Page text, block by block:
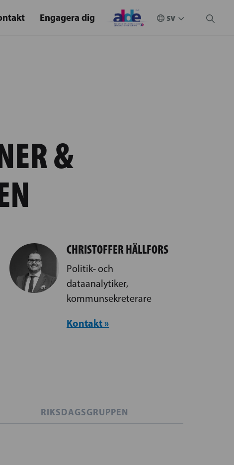
Engagera dig
&
CHRISTOFFER HÄLLFORS
Politik- och
dataanalytiker,
kommunsekreterare
Kontakt »
RIKSDAGSGRUPPEN